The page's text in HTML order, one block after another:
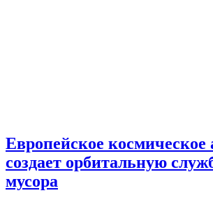
Европейское космическое
создает орбитальную
мусора